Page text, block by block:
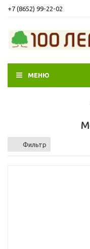
+7 (8652) 99-22-02
МЕНЮ
Фильтр